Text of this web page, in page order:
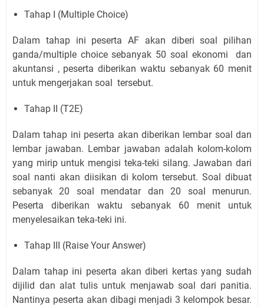
Tahap I (Multiple Choice)
Dalam tahap ini peserta AF akan diberi soal pilihan
ganda/multiple choice sebanyak 50 soal ekonomi dan
akuntansi , peserta diberikan waktu sebanyak 60 menit
untuk mengerjakan soal tersebut.
Tahap II (T2E)
Dalam tahap ini peserta akan diberikan lembar soal dan
lembar jawaban. Lembar jawaban adalah kolom-kolom
yang mirip untuk mengisi teka-teki silang. Jawaban dari
soal nanti akan diisikan di kolom tersebut. Soal dibuat
sebanyak 20 soal mendatar dan 20 soal menurun.
Peserta diberikan waktu sebanyak 60 menit untuk
menyelesaikan teka-teki ini.
Tahap III (Raise Your Answer)
Dalam tahap ini peserta akan diberi kertas yang sudah
dijilid dan alat tulis untuk menjawab soal dari panitia.
Nantinya peserta akan dibagi menjadi 3 kelompok besar.